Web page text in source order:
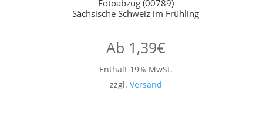
Fotoabzug (00789)
Sächsische Schweiz im Frühling
Ab 1,39€
Enthält 19% MwSt.
zzgl. Versand